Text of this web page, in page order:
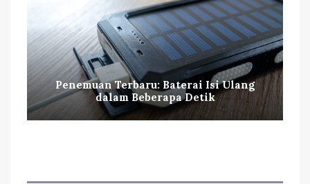
Penemuan Terbaru: Baterai Isi Ulang
dalam Beberapa Detik